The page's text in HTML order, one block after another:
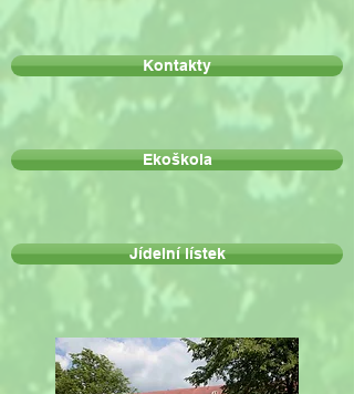
Kontakty
Ekoškola
Jídelní lístek